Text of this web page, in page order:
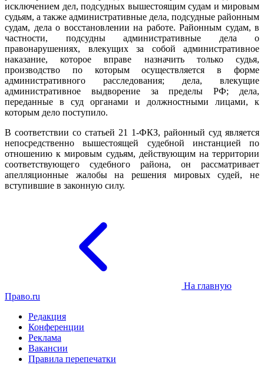
исключением дел, подсудных вышестоящим судам и мировым
судьям, а также административные дела, подсудные районным
судам, дела о восстановлении на работе. Районным судам, в
частности, подсудны административные дела о
правонарушениях, влекущих за собой административное
наказание, которое вправе назначить только судья,
производство по которым осуществляется в форме
административного расследования; дела, влекущие
административное выдворение за пределы РФ; дела,
переданные в суд органами и должностными лицами, к
которым дело поступило.
В соответствии со статьей 21 1-ФКЗ, районный суд является
непосредственно вышестоящей судебной инстанцией по
отношению к мировым судьям, действующим на территории
соответствующего судебного района, он рассматривает
апелляционные жалобы на решения мировых судей, не
вступившие в законную силу.
На главную
Право.ru
Редакция
Конференции
Реклама
Вакансии
Правила перепечатки